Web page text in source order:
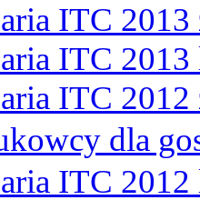
ITC 2013
ITC 2013
ITC 2012
dla
ITC 2012